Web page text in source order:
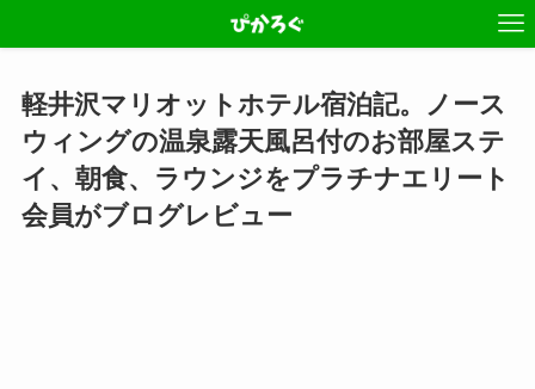
軽井沢マリオットホテル宿泊記。ノース
ウィングの温泉露天風呂付のお部屋ステ
イ、朝食、ラウンジをプラチナエリート
会員がブログレビュー